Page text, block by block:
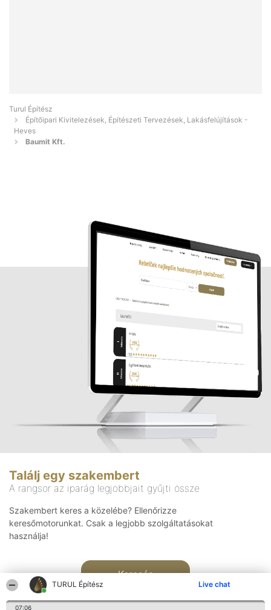
TURUL Építész Live chat
07:06
Turul Építész
Építőipari Kivitelezések, Építészeti Tervezések, Lakásfelújítások -
Heves
Baumit Kft.
Találj egy szakembert
A rangsor az iparág legjobbjait gyűjti össze
Szakembert keres a közelébe? Ellenőrizze
keresőmotorunkat. Csak a legjobb szolgáltatásokat
használja!
Keresés